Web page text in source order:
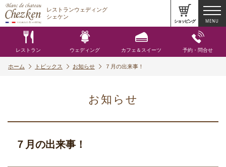
レストランウェディング
シェケン
レストラン ウェディング カフェ＆スイーツ 予約・問合せ
ショッピング MENU
ホーム トピックス お知らせ ７月の出来事！
お知らせ
７月の出来事！